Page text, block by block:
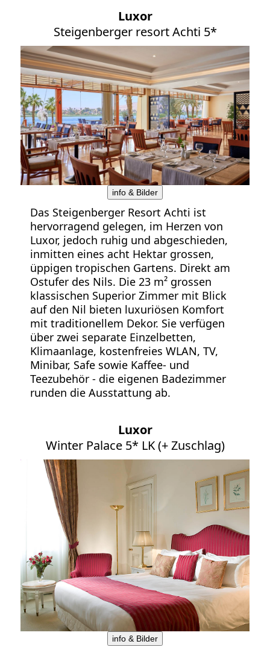
Luxor
Steigenberger resort Achti 5*
info & Bilder
Das Steigenberger Resort Achti ist
hervorragend gelegen, im Herzen von
Luxor, jedoch ruhig und abgeschieden,
inmitten eines acht Hektar grossen,
üppigen tropischen Gartens. Direkt am
Ostufer des Nils. Die 23 m² grossen
klassischen Superior Zimmer mit Blick
auf den Nil bieten luxuriösen Komfort
mit traditionellem Dekor. Sie verfügen
über zwei separate Einzelbetten,
Klimaanlage, kostenfreies WLAN, TV,
Minibar, Safe sowie Kaffee- und
Teezubehör - die eigenen Badezimmer
runden die Ausstattung ab.
Luxor
Winter Palace 5* LK (+ Zuschlag)
info & Bilder